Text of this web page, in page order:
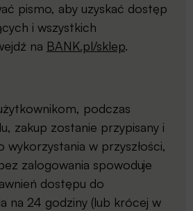
pismo, aby uzyskać dostęp
i wszystkich
na BANK.pl/sklep.
podczas
zakup zostanie przypisany i
wykorzystania w przyszłości,
zalogowania spowoduje
dostępu do
na 24 godziny (lub krócej w